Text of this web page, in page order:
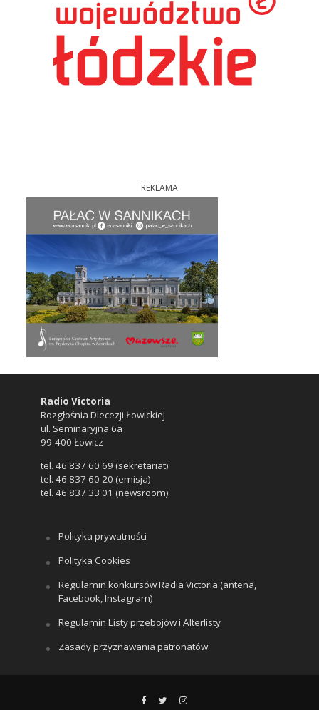
REKLAMA
Radio Victoria
Rozgłośnia Diecezji Łowickiej
ul. Seminaryjna 6a
99-400 Łowicz
tel. 46 837 60 69 (sekretariat)
tel. 46 837 60 20 (emisja)
tel. 46 837 33 01 (newsroom)
Polityka prywatności
Polityka Cookies
Regulamin konkursów Radia Victoria (antena,
Facebook, Instagram)
Regulamin Listy przebojów i Alterlisty
Zasady przyznawania patronatów